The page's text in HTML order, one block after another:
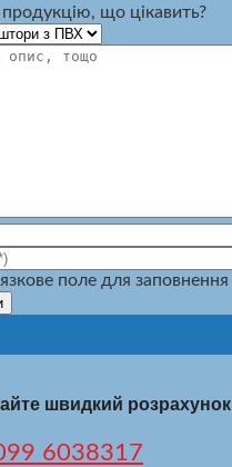
продукцію, що цікавить?
поле для заповнення
швидкий розрахунок
6038317